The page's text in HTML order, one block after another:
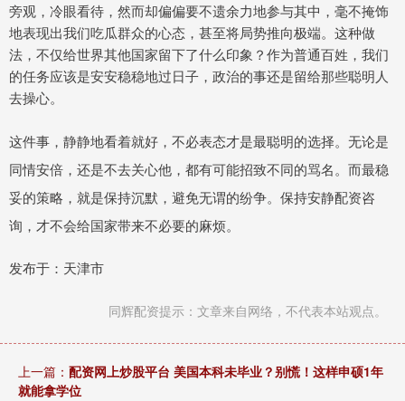
旁观，冷眼看待，然而却偏偏要不遗余力地参与其中，毫不掩饰
地表现出我们吃瓜群众的心态，甚至将局势推向极端。这种做
法，不仅给世界其他国家留下了什么印象？作为普通百姓，我们
的任务应该是安安稳稳地过日子，政治的事还是留给那些聪明人
去操心。
这件事，静静地看着就好，不必表态才是最聪明的选择。无论是
同情安倍，还是不去关心他，都有可能招致不同的骂名。而最稳
妥的策略，就是保持沉默，避免无谓的纷争。保持安静配资咨
询，才不会给国家带来不必要的麻烦。
发布于：天津市
同辉配资提示：文章来自网络，不代表本站观点。
上一篇： 配资网上炒股平台 美国本科未毕业？别慌！这样申硕1年
就能拿学位